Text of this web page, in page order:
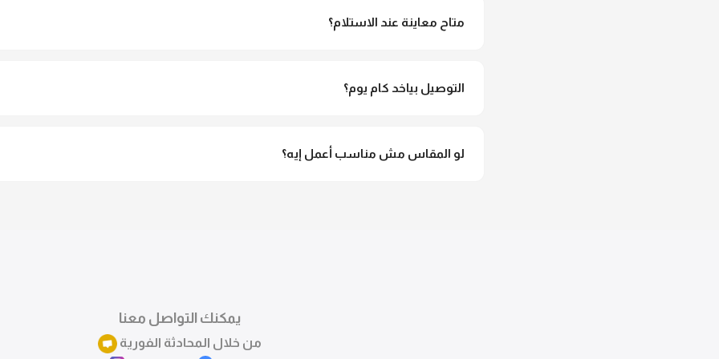
متاح معاينة عند الاستلام؟
التوصيل بياخد كام يوم؟
لو المقاس مش مناسب أعمل إيه؟
يمكنك التواصل معنا
من خلال المحادثة الفورية